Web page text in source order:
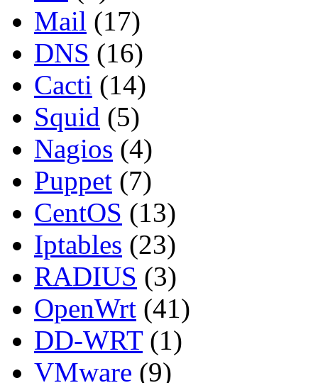
Mail (17)
DNS (16)
Cacti (14)
Squid (5)
Nagios (4)
Puppet (7)
CentOS (13)
Iptables (23)
RADIUS (3)
OpenWrt (41)
DD-WRT(1)
VMware (9)